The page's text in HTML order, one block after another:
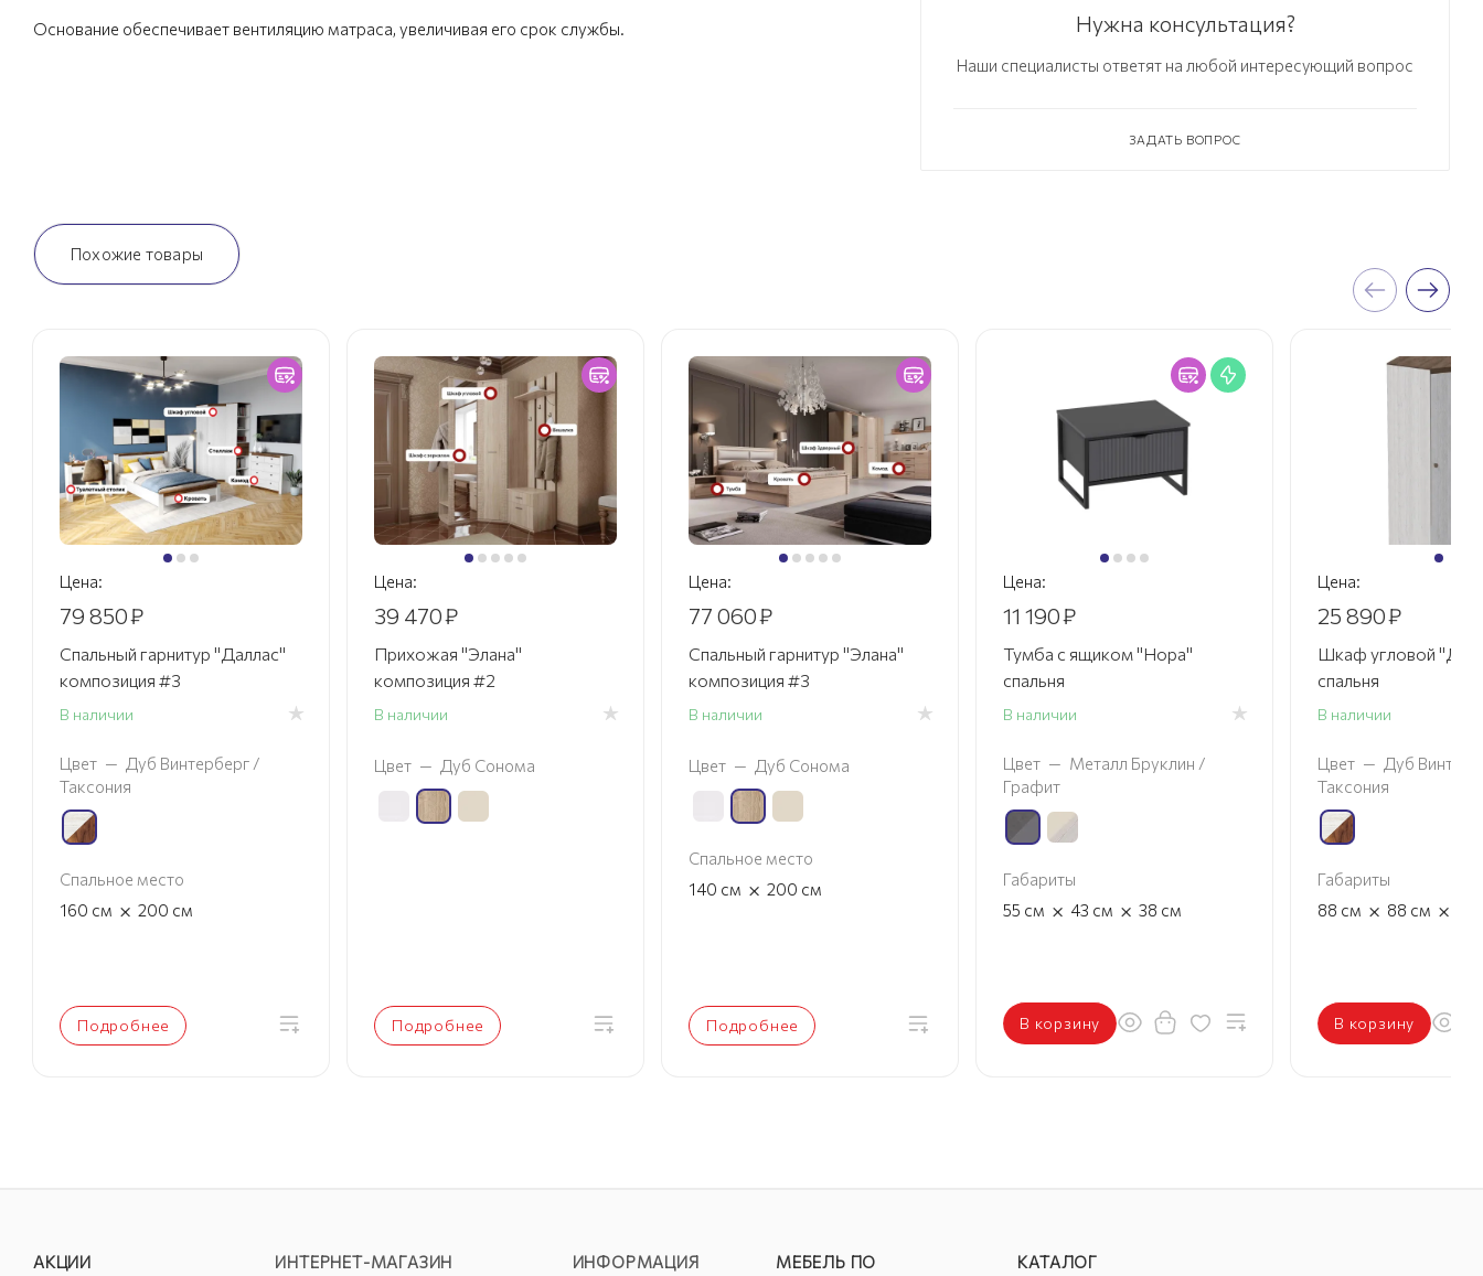
Основание обеспечивает вентиляцию матраса, увеличивая его срок службы.
Нужна консультация?
Наши специалисты ответят на любой интересующий вопрос
ЗАДАТЬ ВОПРОС
Похожие товары
Цена:
79 850₽
Спальный гарнитур "Даллас"
композиция #3
В наличии
Цвет — Дуб Винтерберг /
Таксония
Спальное место
160 см × 200 см
Подробнее
Цена:
39 470₽
Прихожая "Элана"
композиция #2
В наличии
Цвет — Дуб Сонома
Подробнее
Цена:
77 060₽
Спальный гарнитур "Элана"
композиция #3
В наличии
Цвет — Дуб Сонома
Спальное место
140 см × 200 см
Подробнее
Цена:
11 190₽
Тумба с ящиком "Нора"
спальня
В наличии
Цвет — Металл Бруклин /
Графит
Габариты
55 см × 43 см × 38 см
В корзину
Цена:
25 890₽
Шкаф угловой
спальня
В наличии
Цвет — Дуб
Таксония
Габариты
88 см × 88 см ×
В корзину
АКЦИИ ИНТЕРНЕТ-МАГАЗИН
ИНФОРМАЦИЯ
МЕБЕЛЬ ПО
КАТАЛОГ